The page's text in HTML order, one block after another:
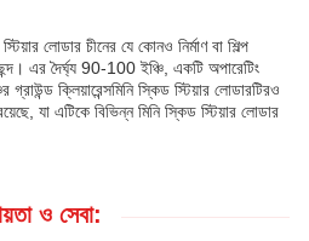
লোডার চীনের যে কোনও নির্মাণ বা শিল্প
এর দৈর্ঘ্য 90-100 ইঞ্চি, একটি অপারেটিং
ক্লিয়ারেন্সমিনি স্কিড স্টিয়ার লোডারটিরও
যা এটিকে বিভিন্ন মিনি স্কিড স্টিয়ার লোডার
ও সেবা: